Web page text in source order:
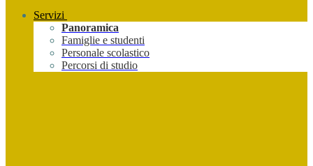
Servizi
Panoramica
Famiglie e studenti
Personale scolastico
Percorsi di studio